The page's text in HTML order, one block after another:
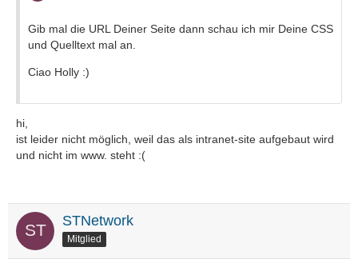
Gib mal die URL Deiner Seite dann schau ich mir Deine CSS
und Quelltext mal an.
Ciao Holly :)
hi,
ist leider nicht möglich, weil das als intranet-site aufgebaut wird
und nicht im www. steht :(
STNetwork
Mitglied